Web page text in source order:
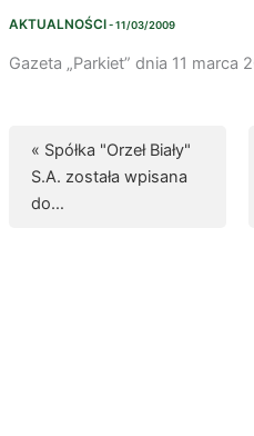
AKTUALNOŚCI- 11/03/2009
Gazeta „Parkiet” dnia 11 marca
« Spółka "Orzeł Biały"
S.A. została wpisana
do…